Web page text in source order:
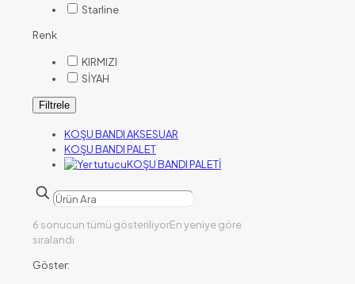
Starline
Renk
KIRMIZI
SİYAH
Filtrele
KOŞU BANDI AKSESUAR
KOŞU BANDI PALET
KOŞU BANDI PALETİ
6 sonucun tümü gösteriliyorEn yeniye göre
sıralandı
Göster: